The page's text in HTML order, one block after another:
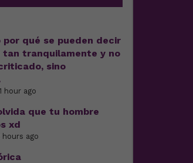
por qué se pueden decir
tan tranquilamente y no
sino
hour ago
que tu hombre
xd
hours ago